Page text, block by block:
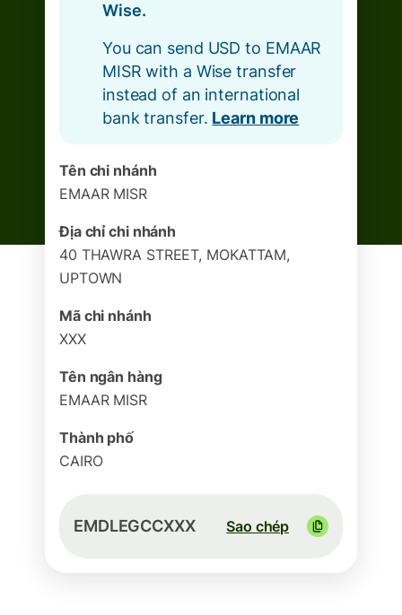
Wise.
You can send USD to EMAAR
MISR with a Wise transfer
instead of an international
bank transfer. Learn more
Tên chi nhánh
EMAAR MISR
Địa chỉ chi nhánh
40 THAWRA STREET, MOKATTAM,
UPTOWN
Mã chi nhánh
XXX
Tên ngân hàng
EMAAR MISR
Thành phố
CAIRO
EMDLEGCCXXX Sao chép